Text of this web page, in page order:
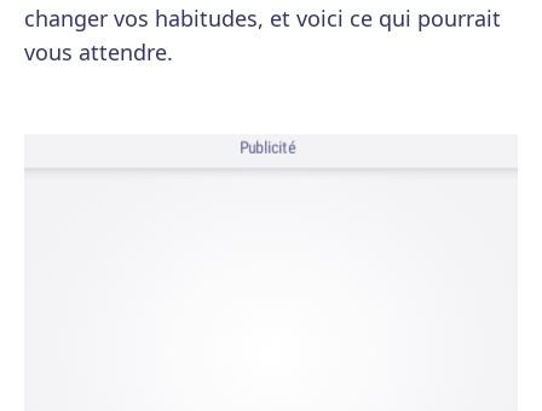
changer vos habitudes, et voici ce qui pourrait
vous attendre.
Publicité